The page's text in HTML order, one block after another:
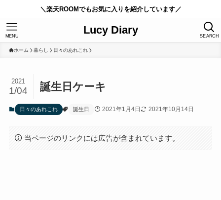
＼楽天ROOMでもお気に入りを紹介しています／
Lucy Diary SEARCH
MENU
ホーム 暮らし 日々のあれこれ
誕生日ケーキ
2021
1/04
日々のあれこれ 誕生日 2021年1月4日 2021年10月14日
当ページのリンクには広告が含まれています。